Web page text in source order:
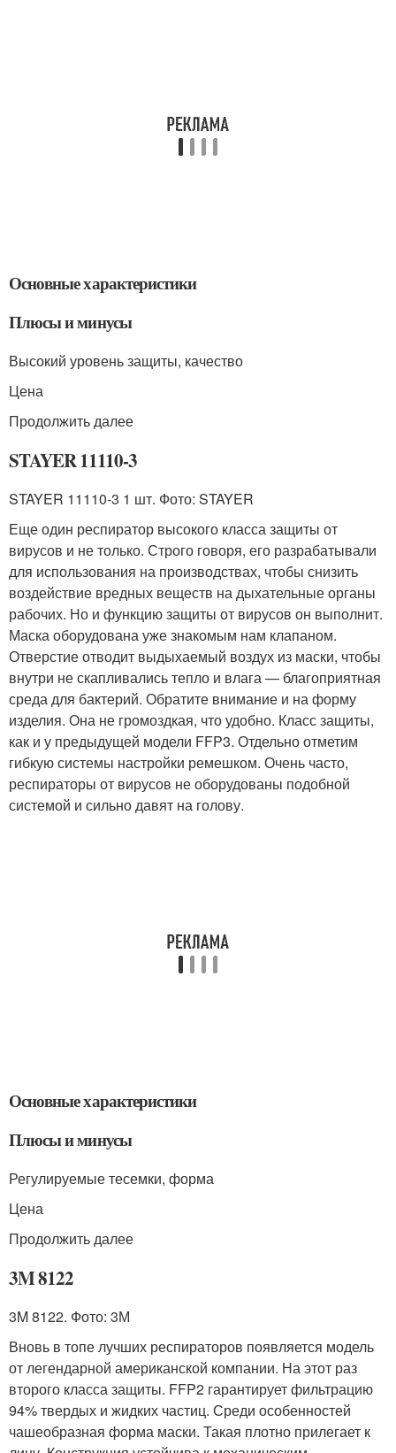
Основные характеристики
Плюсы и минусы
Высокий уровень защиты, качество
Цена
Продолжить далее
STAYER 11110-3
STAYER 11110-3 1 шт. Фото: STAYER
Еще один респиратор высокого класса защиты от
вирусов и не только. Строго говоря, его разрабатывали
для использования на производствах, чтобы снизить
воздействие вредных веществ на дыхательные органы
рабочих. Но и функцию защиты от вирусов он выполнит.
Маска оборудована уже знакомым нам клапаном.
Отверстие отводит выдыхаемый воздух из маски, чтобы
внутри не скапливались тепло и влага — благоприятная
среда для бактерий. Обратите внимание и на форму
изделия. Она не громоздкая, что удобно. Класс защиты,
как и у предыдущей модели FFP3. Отдельно отметим
гибкую системы настройки ремешком. Очень часто,
респираторы от вирусов не оборудованы подобной
системой и сильно давят на голову.
Основные характеристики
Плюсы и минусы
Регулируемые тесемки, форма
Цена
Продолжить далее
3M 8122
3M 8122. Фото: 3М
Вновь в топе лучших респираторов появляется модель
от легендарной американской компании. На этот раз
второго класса защиты. FFP2 гарантирует фильтрацию
94% твердых и жидких частиц. Среди особенностей
чашеобразная форма маски. Такая плотно прилегает к